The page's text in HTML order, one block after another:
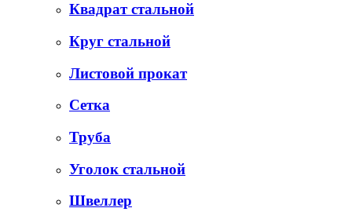
Квадрат стальной
Круг стальной
Листовой прокат
Сетка
Труба
Уголок стальной
Швеллер